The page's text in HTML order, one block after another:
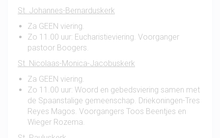
St. Johannes-Bernarduskerk
Za GEEN viering.
Zo 11.00 uur: Eucharistieviering. Voorganger
pastoor Boogers.
St. Nicolaas-Monica-Jacobuskerk
Za GEEN viering.
Zo 11.00 uur: Woord en gebedsviering samen met
de Spaanstalige gemeenschap. Driekoningen-Tres
Reyes Magos. Voorgangers Toos Beentjes en
Wieger Rozema.